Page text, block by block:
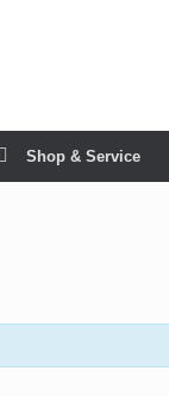
Shop & Service